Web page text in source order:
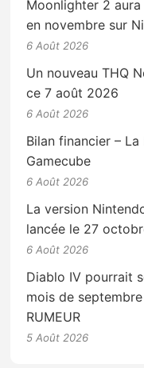
Moonlighter 2
en novembre sur
6 Août 2026
Un nouveau THQ
ce 7 août 2026
6 Août 2026
Bilan financier –
Gamecube
6 Août 2026
La version
lancée le 27
6 Août 2026
Diablo IV pourrait
mois de
RUMEUR
5 Août 2026